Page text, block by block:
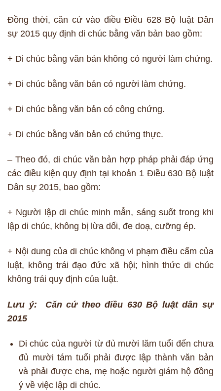
Đồng thời, căn cứ vào điều Điều 628 Bộ luật Dân
sự 2015 quy định di chúc bằng văn bản bao gồm:
+ Di chúc bằng văn bản không có người làm chứng.
+ Di chúc bằng văn bản có người làm chứng.
+ Di chúc bằng văn bản có công chứng.
+ Di chúc bằng văn bản có chứng thực.
– Theo đó, di chúc văn bản hợp pháp phải đáp ứng
các điều kiện quy định tại khoản 1 Điều 630 Bộ luật
Dân sự 2015, bao gồm:
+ Người lập di chúc minh mẫn, sáng suốt trong khi
lập di chúc, không bị lừa dối, đe doạ, cưỡng ép.
+ Nội dung của di chúc không vi phạm điều cấm của
luật, không trái đạo đức xã hội; hình thức di chúc
không trái quy định của luật.
Lưu ý: Căn cứ theo điều 630 Bộ luật dân sự
2015
Di chúc của người từ đủ mười lăm tuổi đến chưa
đủ mười tám tuổi phải được lập thành văn bản
và phải được cha, mẹ hoặc người giám hộ đồng
ý về việc lập di chúc.